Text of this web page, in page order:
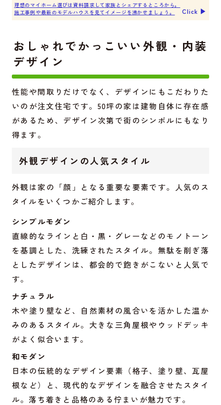
理想のマイホーム選びは資料請求して家族とシェアするところから。
施工事例や最新のモデルハウスを見てイメージを沸かせましょう。
Click ▶︎
おしゃれでかっこいい外観・内装
デザイン
性能や間取りだけでなく、デザインにもこだわりた
いのが注文住宅です。50坪の家は建物自体に存在感
があるため、デザイン次第で街のシンボルにもなり
得ます。
外観デザインの人気スタイル
外観は家の「顔」となる重要な要素です。人気のス
タイルをいくつかご紹介します。
シンプルモダン
直線的なラインと白・黒・グレーなどのモノトーン
を基調とした、洗練されたスタイル。無駄を削ぎ落
としたデザインは、都会的で飽きがこないと人気で
す。
ナチュラル
木や塗り壁など、自然素材の風合いを活かした温か
みのあるスタイル。大きな三角屋根やウッドデッキ
がよく似合います。
和モダン
日本の伝統的なデザイン要素（格子、塗り壁、瓦屋
根など）と、現代的なデザインを融合させたスタイ
ル。落ち着きと品格のある佇まいが魅力です。